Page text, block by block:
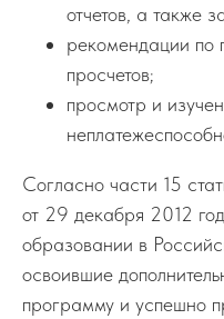
отчетов, а также
рекомендации по
просчетов;
просмотр и
Согласно части 15
от 29 декабря 2012
образовании в
освоившие
программу и успешно